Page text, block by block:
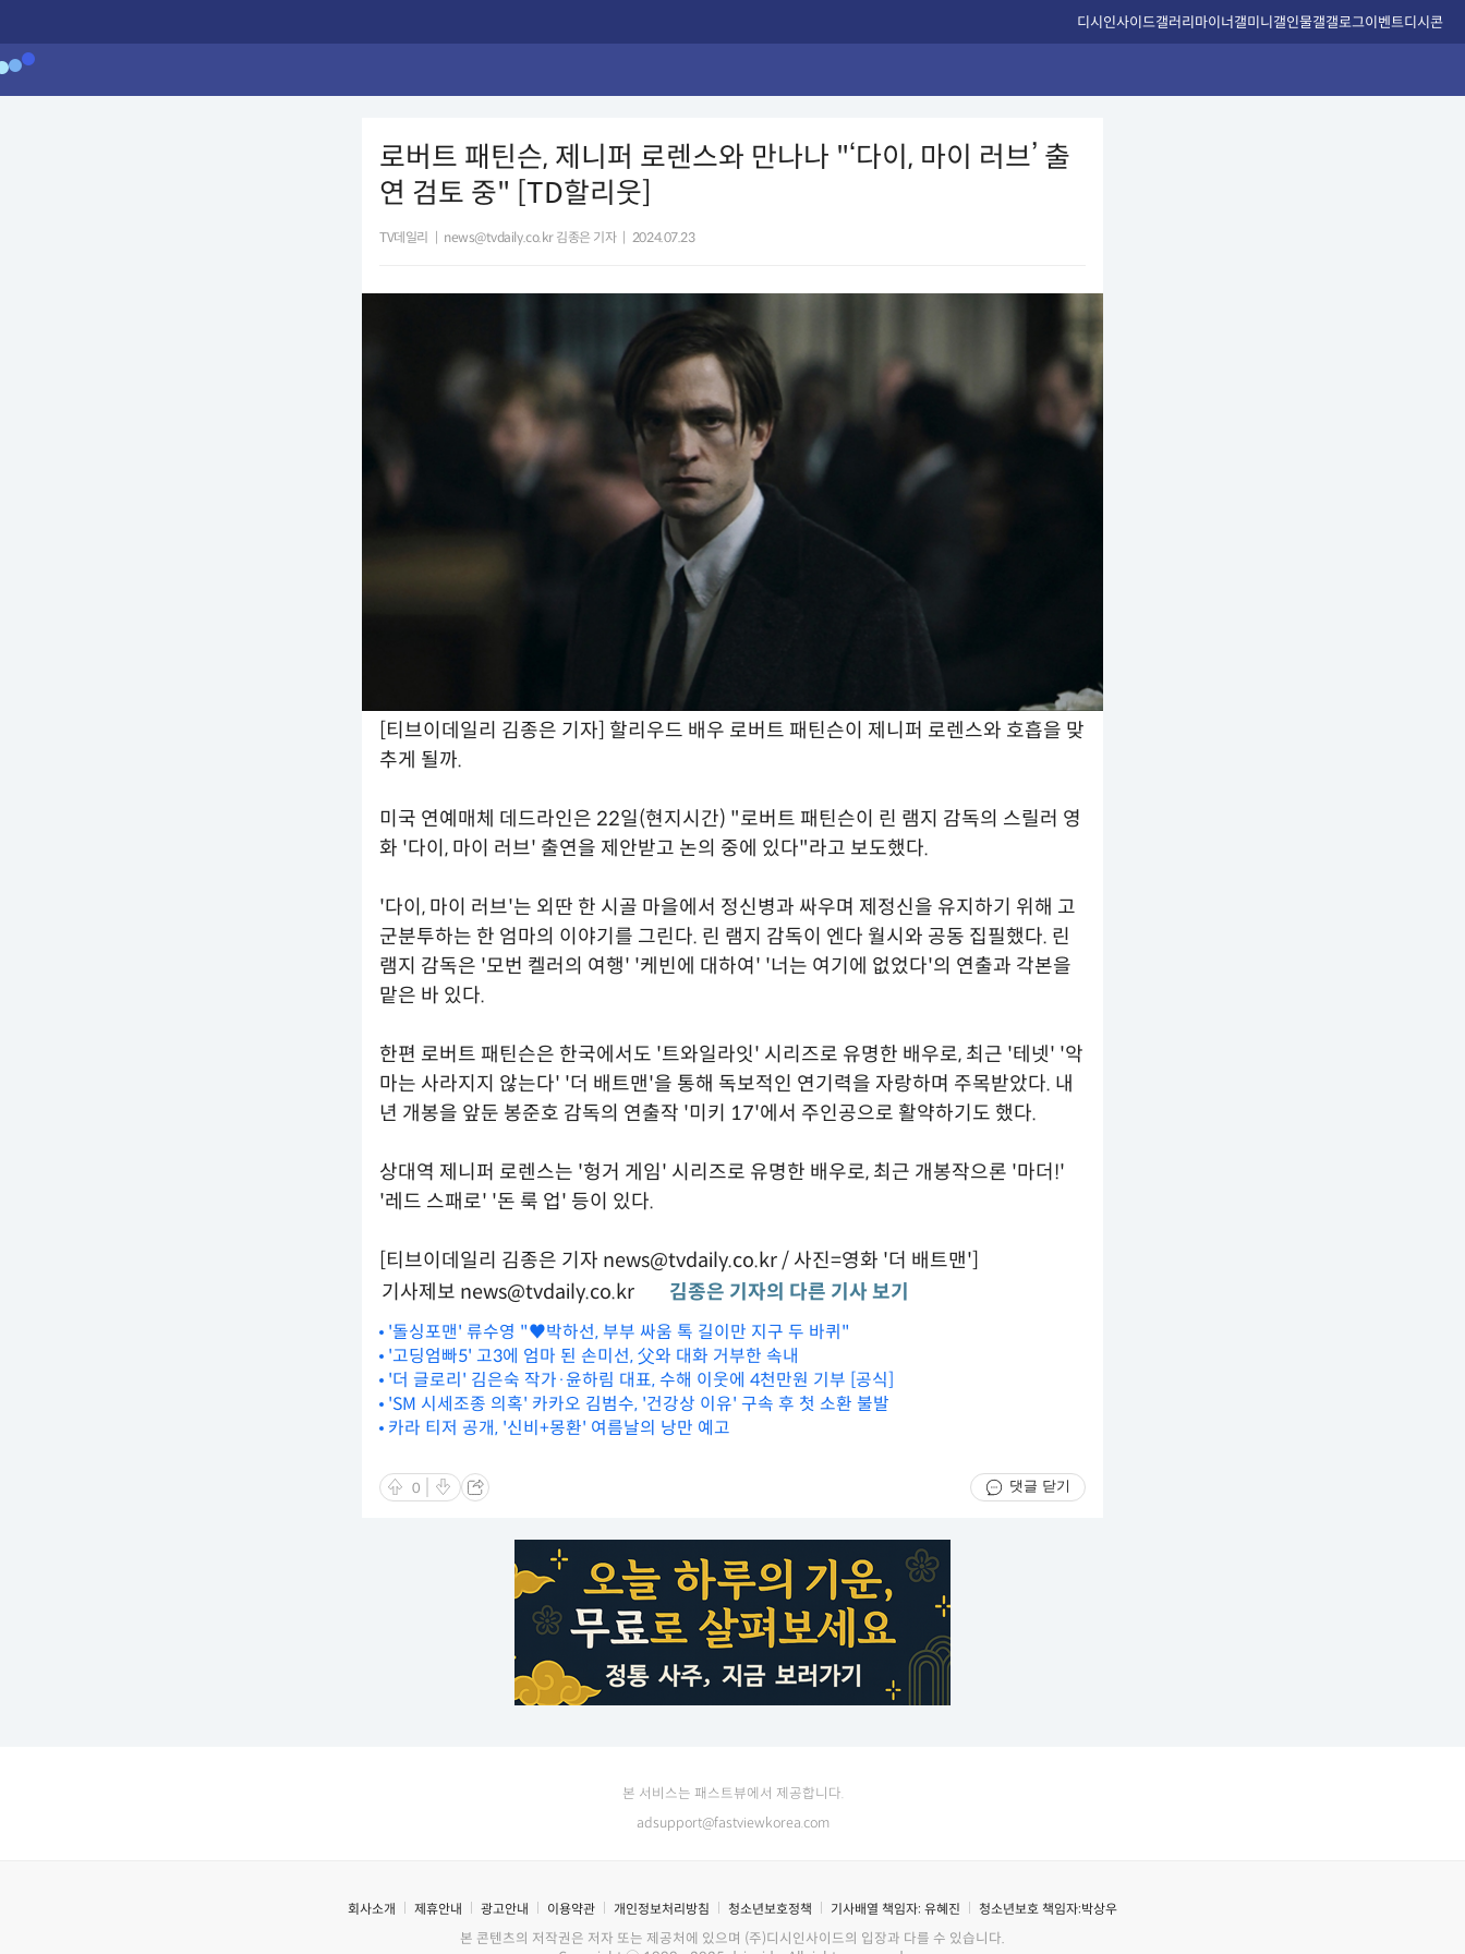
디시인사이드갤러리마이너갤미니갤인물갤갤로그이벤트디시콘
로버트 패틴슨, 제니퍼 로렌스와 만나나 "‘다이, 마이 러브’ 출
연 검토 중" [TD할리웃]
TV데일리 news@tvdaily.co.kr 김종은 기자 2024.07.23
[티브이데일리 김종은 기자] 할리우드 배우 로버트 패틴슨이 제니퍼 로렌스와 호흡을 맞
추게 될까.
미국 연예매체 데드라인은 22일(현지시간) "로버트 패틴슨이 린 램지 감독의 스릴러 영
화 '다이, 마이 러브' 출연을 제안받고 논의 중에 있다"라고 보도했다.
'다이, 마이 러브'는 외딴 한 시골 마을에서 정신병과 싸우며 제정신을 유지하기 위해 고
군분투하는 한 엄마의 이야기를 그린다. 린 램지 감독이 엔다 월시와 공동 집필했다. 린
램지 감독은 '모번 켈러의 여행' '케빈에 대하여' '너는 여기에 없었다'의 연출과 각본을
맡은 바 있다.
한편 로버트 패틴슨은 한국에서도 '트와일라잇' 시리즈로 유명한 배우로, 최근 '테넷' '악
마는 사라지지 않는다' '더 배트맨'을 통해 독보적인 연기력을 자랑하며 주목받았다. 내
년 개봉을 앞둔 봉준호 감독의 연출작 '미키 17'에서 주인공으로 활약하기도 했다.
상대역 제니퍼 로렌스는 '헝거 게임' 시리즈로 유명한 배우로, 최근 개봉작으론 '마더!'
'레드 스패로' '돈 룩 업' 등이 있다.
[티브이데일리 김종은 기자 news@tvdaily.co.kr / 사진=영화 '더 배트맨']
기사제보 news@tvdaily.co.kr 김종은 기자의 다른 기사 보기
'돌싱포맨' 류수영 "♥박하선, 부부 싸움 톡 길이만 지구 두 바퀴"
'고딩엄빠5' 고3에 엄마 된 손미선, 父와 대화 거부한 속내
'더 글로리' 김은숙 작가·윤하림 대표, 수해 이웃에 4천만원 기부 [공식]
'SM 시세조종 의혹' 카카오 김범수, '건강상 이유' 구속 후 첫 소환 불발
카라 티저 공개, '신비+몽환' 여름날의 낭만 예고
0 댓글 닫기
본 서비스는 패스트뷰에서 제공합니다.
adsupport@fastviewkorea.com
회사소개 제휴안내 광고안내 이용약관 개인정보처리방침 청소년보호정책 기사배열 책임자: 유혜진 청소년보호 책임자:박상우
본 콘텐츠의 저작권은 저자 또는 제공처에 있으며 (주)디시인사이드의 입장과 다를 수 있습니다.